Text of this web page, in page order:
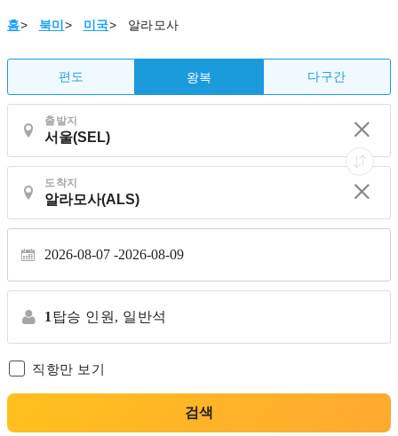
홈> 북미 > 미국> 알라모사
편도 왕복 다구간
출발지
도착지
2026-08-07 2026-08-09
1 탑승 인원, 일반석
직항만 보기
검색